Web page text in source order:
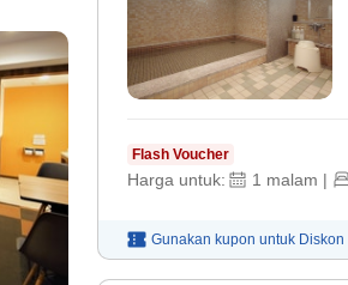
Flash Voucher
Harga untuk: 1 malam |
Gunakan kupon untuk Diskon